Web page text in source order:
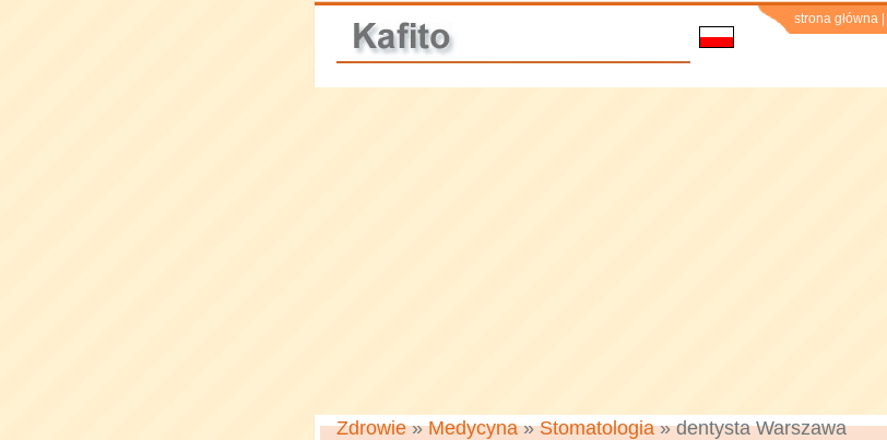
strona główna
Zdrowie»Medycyna»Stomatologia» dentysta Warszawa